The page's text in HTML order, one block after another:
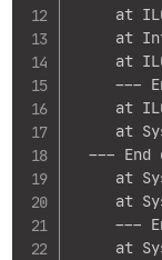
at
at
at
---
at
at
--- End
at
at
---
at